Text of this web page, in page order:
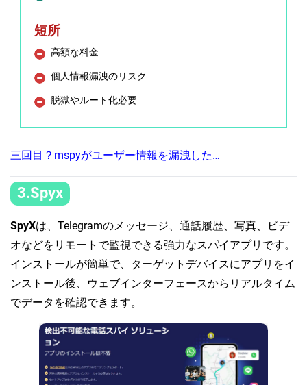
短所
高額な料金
個人情報漏洩のリスク
脱獄やルート化必要
三回目？mspyがユーザー情報を漏洩した…
3.Spyx
SpyXは、Telegramのメッセージ、通話履歴、写真、ビデ
オなどをリモートで監視できる強力なスパイアプリです。
インストールが簡単で、ターゲットデバイスにアプリをイ
ンストール後、ウェブインターフェースからリアルタイム
でデータを確認できます。